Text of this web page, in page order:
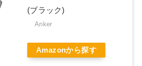
(ブラック)
Anker
Amazonから探す